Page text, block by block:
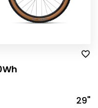
- 750Wh
29"